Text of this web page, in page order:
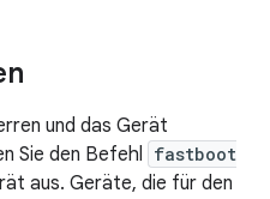
und das Gerät
Sie den Befehl fastboot
aus. Geräte, die für den